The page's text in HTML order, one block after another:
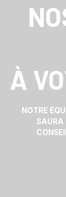
À
NOTRE
SAURA